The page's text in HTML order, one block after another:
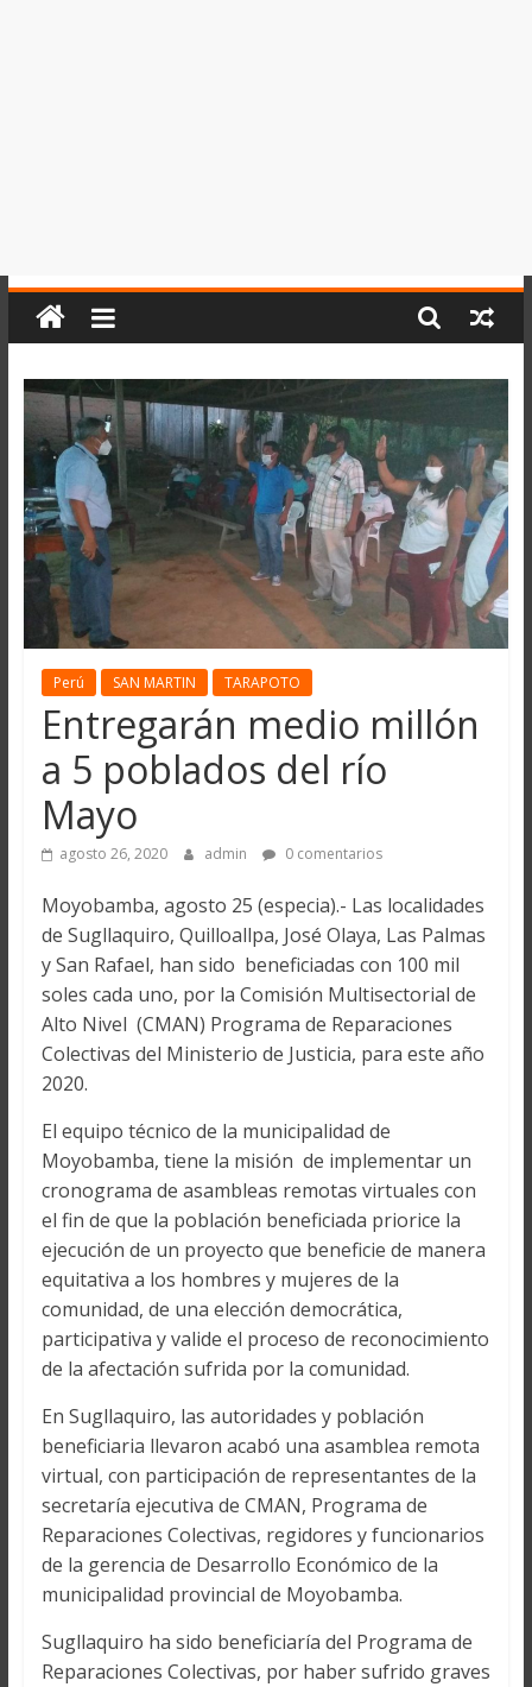
Perú SAN MARTIN TARAPOTO
Entregarán medio millón
a 5 poblados del río
Mayo
agosto 26, 2020 admin 0 comentarios
Moyobamba, agosto 25 (especia).- Las localidades
de Sugllaquiro, Quilloallpa, José Olaya, Las Palmas
y San Rafael, han sido beneficiadas con 100 mil
soles cada uno, por la Comisión Multisectorial de
Alto Nivel (CMAN) Programa de Reparaciones
Colectivas del Ministerio de Justicia, para este año
2020.
El equipo técnico de la municipalidad de
Moyobamba, tiene la misión de implementar un
cronograma de asambleas remotas virtuales con
el fin de que la población beneficiada priorice la
ejecución de un proyecto que beneficie de manera
equitativa a los hombres y mujeres de la
comunidad, de una elección democrática,
participativa y valide el proceso de reconocimiento
de la afectación sufrida por la comunidad.
En Sugllaquiro, las autoridades y población
beneficiaria llevaron acabó una asamblea remota
virtual, con participación de representantes de la
secretaría ejecutiva de CMAN, Programa de
Reparaciones Colectivas, regidores y funcionarios
de la gerencia de Desarrollo Económico de la
municipalidad provincial de Moyobamba.
Sugllaquiro ha sido beneficiaría del Programa de
Reparaciones Colectivas, por haber sufrido graves